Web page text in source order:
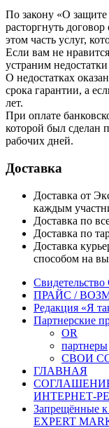
По закону «О
расторгнуть
этом часть услуг,
Если вам не
устраним
О недостатках
срока гарантии, а
лет.
При оплате
которой был сделан
рабочих дней.
Доставка
Доставка от
каждым
Доставка по
Доставка по
Доставка
способом на
ПРАЙС /
Редакция «Я
Партнерские
OR
партнеры
СВОИ
ГЛАВНАЯ
ИНТЕРНЕТ-
Запрещённые
EXPERT